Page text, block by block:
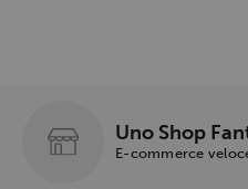
Uno Shop
E-commerce